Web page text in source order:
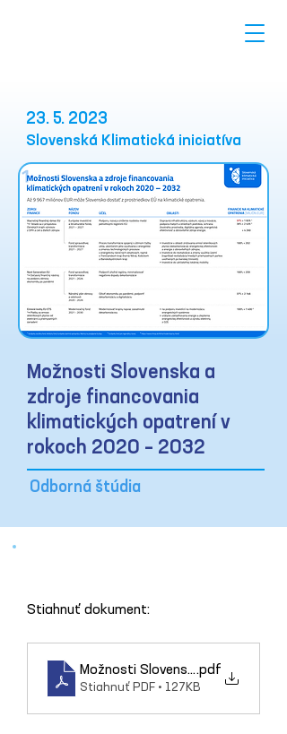
23. 5. 2023
Slovenská Klimatická iniciatíva
Možnosti Slovenska a
zdroje financovania
klimatických opatrení v
rokoch 2020 – 2032
Odborná štúdia
Stiahnuť dokument:
Možnosti Slovenska a zdroje
.pdf
Stiahnuť PDF • 127KB